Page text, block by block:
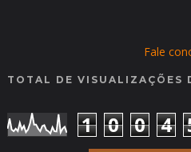
Fale
TOTAL DE VISUALIZAÇÕES
1 0 0 4